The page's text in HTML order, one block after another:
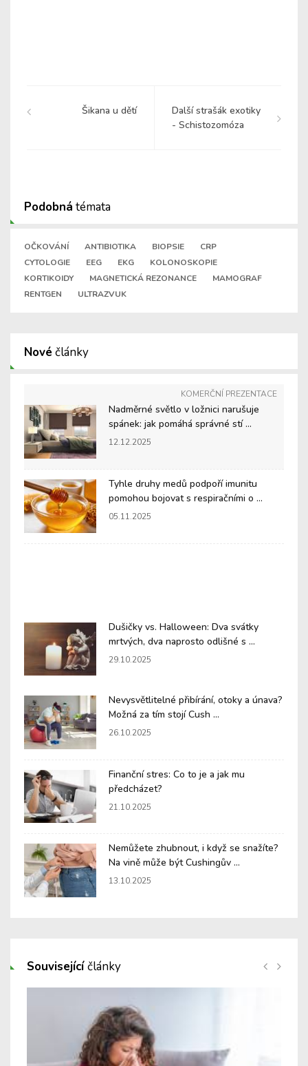
Šikana u dětí
Další strašák exotiky
- Schistozomóza
Podobná témata
OČKOVÁNÍ ANTIBIOTIKA BIOPSIE
CRP
CYTOLOGIE
EEG EKG
KOLONOSKOPIE
KORTIKOIDY
MAGNETICKÁ REZONANCE
MAMOGRAF
RENTGEN
ULTRAZVUK
Nové články
KOMERČNÍ PREZENTACE
Nadměrné světlo v ložnici narušuje
spánek: jak pomáhá správné stí ...
12.12.2025
Tyhle druhy medů podpoří imunitu
pomohou bojovat s respiračními o ...
05.11.2025
Dušičky vs. Halloween: Dva svátky
mrtvých, dva naprosto odlišné s ...
29.10.2025
Nevysvětlitelné přibírání, otoky a únava?
Možná za tím stojí Cush ...
26.10.2025
Finanční stres: Co to je a jak mu
předcházet?
21.10.2025
Nemůžete zhubnout, i když se snažíte?
Na vině může být Cushingův ...
13.10.2025
Souvisejícíčlánky